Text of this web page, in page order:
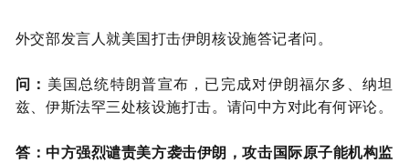
外交部发言人就美国打击伊朗核设施答记者问。
问： 美国总统特朗普宣布，已完成对伊朗福尔多、纳坦
兹、伊斯法罕三处核设施打击。请问中方对此有何评论。
答：中方强烈谴责美方袭击伊朗，攻击国际原子能机构监